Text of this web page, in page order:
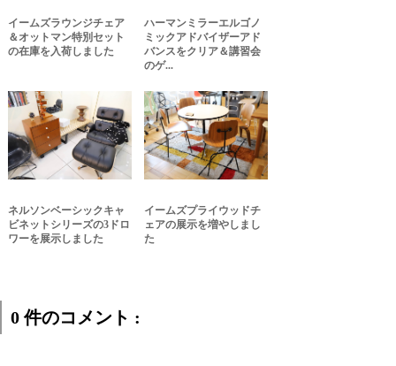
イームズラウンジチェア
＆オットマン特別セット
の在庫を入荷しました
ハーマンミラーエルゴノ
ミックアドバイザーアド
バンスをクリア＆講習会
のゲ...
ネルソンベーシックキャ
ビネットシリーズの3ドロ
ワーを展示しました
イームズプライウッドチ
ェアの展示を増やしまし
た
0 件のコメント :